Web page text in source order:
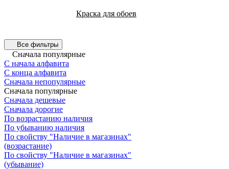
Краска для обоев
Все фильтры
Сначала популярные
С начала алфавита
С конца алфавита
Сначала непопулярные
Сначала популярные
Сначала дешевые
Сначала дорогие
По возрастанию наличия
По убыванию наличия
По свойству "Наличие в магазинах"
(возрастание)
По свойству "Наличие в магазинах"
(убывание)